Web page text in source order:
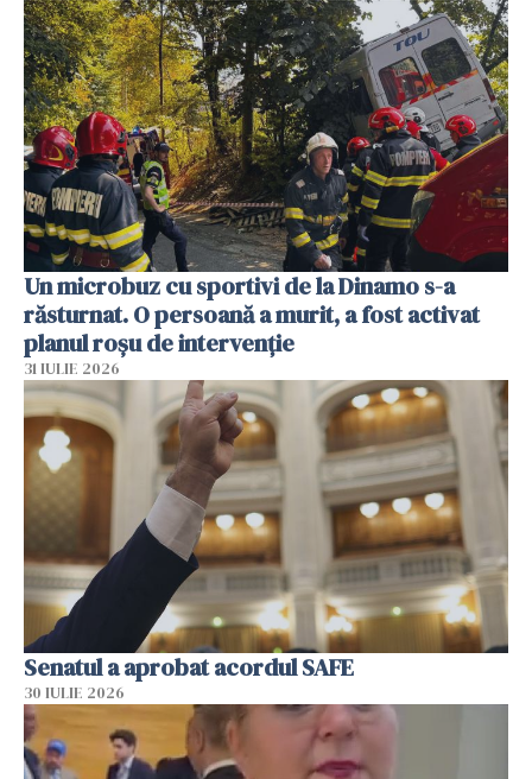
Un microbuz cu sportivi de la Dinamo s-a
răsturnat. O persoană a murit, a fost activat
planul roșu de intervenție
31 IULIE 2026
Senatul a aprobat acordul SAFE
30 IULIE 2026